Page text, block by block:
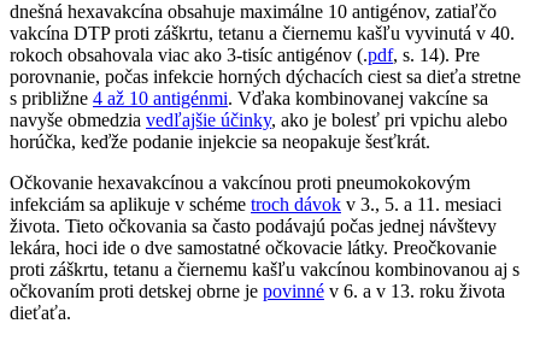
dnešná hexavakcína obsahuje maximálne 10 antigénov, zatiaľčo
vakcína DTP proti záškrtu, tetanu a čiernemu kašľu vyvinutá v 40.
rokoch obsahovala viac ako 3-tisíc antigénov (.pdf, s. 14). Pre
porovnanie, počas infekcie horných dýchacích ciest sa dieťa stretne
s približne 4 až 10 antigénmi. Vďaka kombinovanej vakcíne sa
navyše obmedzia vedľajšie účinky, ako je bolesť pri vpichu alebo
horúčka, keďže podanie injekcie sa neopakuje šesťkrát.
Očkovanie hexavakcínou a vakcínou proti pneumokokovým
infekciám sa aplikuje v schéme troch dávok v 3., 5. a 11. mesiaci
života. Tieto očkovania sa často podávajú počas jednej návštevy
lekára, hoci ide o dve samostatné očkovacie látky. Preočkovanie
proti záškrtu, tetanu a čiernemu kašľu vakcínou kombinovanou aj s
očkovaním proti detskej obrne je povinné v 6. a v 13. roku života
dieťaťa.